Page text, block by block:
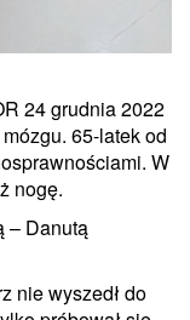
24 grudnia 2022
65-latek od
W
nogę.
– Danutą
nie wyszedł do